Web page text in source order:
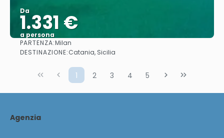
Da
1.331 €
a persona
Vedere
PARTENZA:Milan
DESTINAZIONE:Catania, Sicilia
1 2 3 4 5
Agenzia